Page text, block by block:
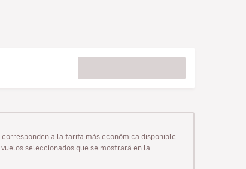
a la tarifa más económica disponible
seleccionados que se mostrará en la